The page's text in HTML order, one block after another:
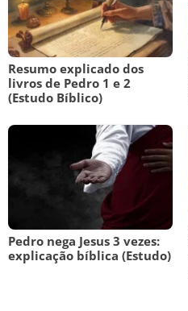
Resumo explicado dos
livros de Pedro 1 e 2
(Estudo Bíblico)
Pedro nega Jesus 3 vezes:
explicação bíblica (Estudo)